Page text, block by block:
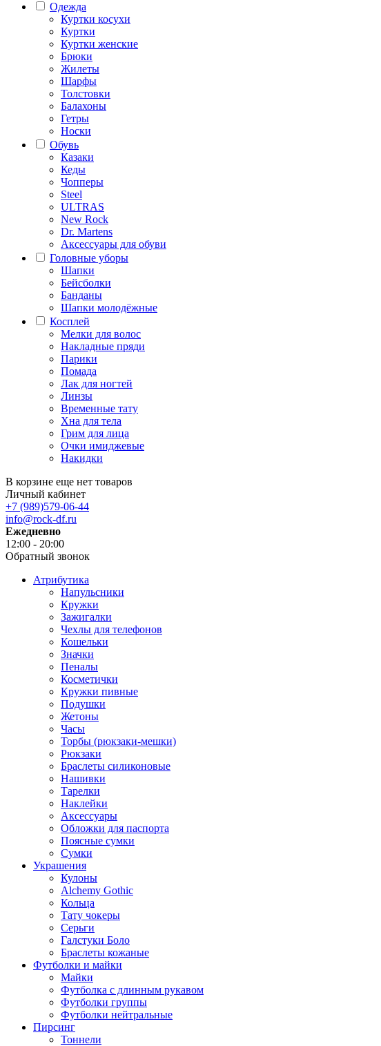
Одежда
Куртки косухи
Куртки
Куртки женские
Брюки
Жилеты
Шарфы
Толстовки
Балахоны
Гетры
Носки
Обувь
Казаки
Кеды
Чопперы
Steel
ULTRAS
New Rock
Dr. Martens
Аксессуары для обуви
Головные уборы
Шапки
Бейсболки
Банданы
Шапки молодёжные
Косплей
Мелки для волос
Накладные пряди
Парики
Помада
Лак для ногтей
Линзы
Временные тату
Хна для тела
Грим для лица
Очки имиджевые
Накидки
В корзине еще нет товаров
Личный кабинет
+7 (989)579-06-44
info@rock-df.ru
Ежедневно
12:00 - 20:00
Обратный звонок
Атрибутика
Напульсники
Кружки
Зажигалки
Чехлы для телефонов
Кошельки
Значки
Пеналы
Косметички
Кружки пивные
Подушки
Жетоны
Часы
Торбы (рюкзаки-мешки)
Рюкзаки
Браслеты силиконовые
Нашивки
Тарелки
Наклейки
Аксессуары
Обложки для паспорта
Поясные сумки
Сумки
Украшения
Кулоны
Alchemy Gothic
Кольца
Тату чокеры
Серьги
Галстуки Боло
Браслеты кожаные
Футболки и майки
Майки
Футболка с длинным рукавом
Футболки группы
Футболки нейтральные
Пирсинг
Тоннели